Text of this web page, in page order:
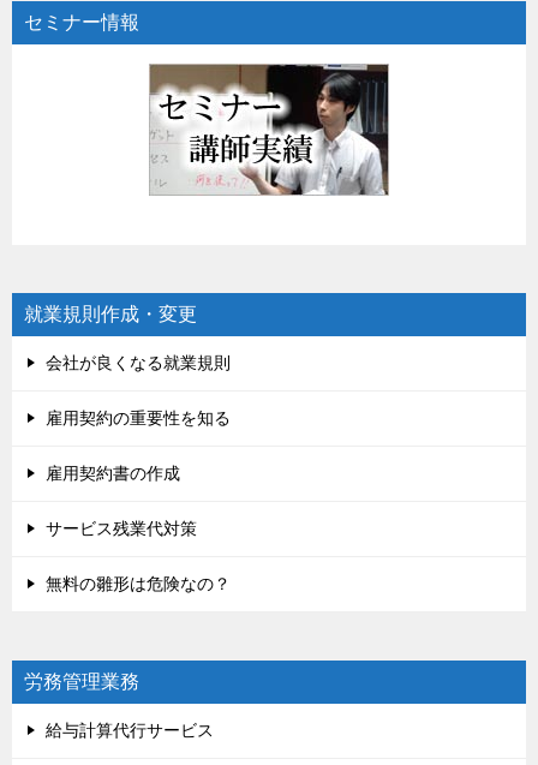
セミナー情報
就業規則作成・変更
会社が良くなる就業規則
雇用契約の重要性を知る
雇用契約書の作成
サービス残業代対策
無料の雛形は危険なの？
労務管理業務
給与計算代行サービス